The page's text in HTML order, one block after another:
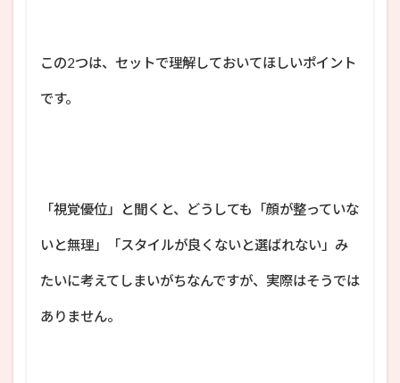
この2つは、セットで理解しておいてほしいポイント
です。
「視覚優位」と聞くと、どうしても「顔が整っていな
いと無理」「スタイルが良くないと選ばれない」み
たいに考えてしまいがちなんですが、実際はそうでは
ありません。